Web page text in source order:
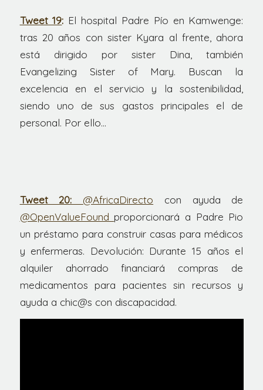
Tweet 19: El hospital Padre Pío en Kamwenge:
tras 20 años con sister Kyara al frente, ahora
está dirigido por sister Dina, también
Evangelizing Sister of Mary. Buscan la
excelencia en el servicio y la sostenibilidad,
siendo uno de sus gastos principales el de
personal. Por ello…
Tweet 20: @AfricaDirecto con ayuda de
@OpenValueFound proporcionará a Padre Pio
un préstamo para construir casas para médicos
y enfermeras. Devolución: Durante 15 años el
alquiler ahorrado financiará compras de
medicamentos para pacientes sin recursos y
ayuda a chic@s con discapacidad.